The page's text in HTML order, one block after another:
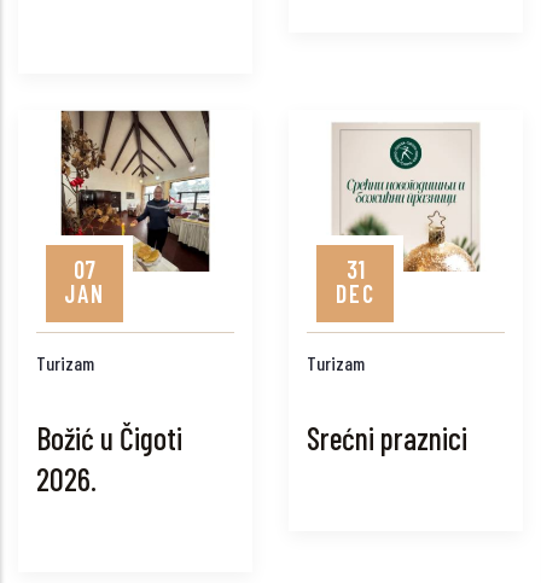
07
JAN
Turizam
Božić u Čigoti
2026.
31
DEC
Turizam
Srećni praznici